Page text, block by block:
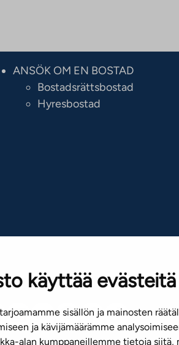
käyttää evästeitä
sisällön ja mainosten
ja kävijämäärämme
alan kumppaneillemme tietoja
ANSÖK OM EN BOSTAD
Bostadsrättsbostad
Hyresbostad